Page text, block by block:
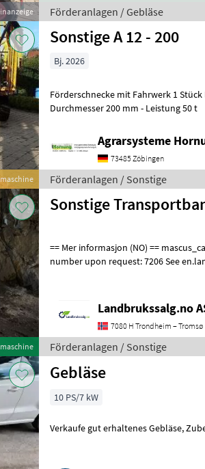
Förderanlagen / Gebläse
Sonstige A 12 - 200
Bj. 2026
Förderschnecke mit Fahrwerk 1 Stück Lackierte Stahlausführung - Länge 12.30 m –
Durchmesser 200 mm - Leistung 50 t
Agrarsysteme
73485 Zöbingen
Förderanlagen / Sonstige
Sonstige
== Mer informasjon (NO) == mascus_category: othertractoracc Please provide reference
number upon request: 7206 See
Landbrukssalg.no
7080 H Trondheim – Tromsø
Förderanlagen / Sonstige
Gebläse
10 PS/7 kW